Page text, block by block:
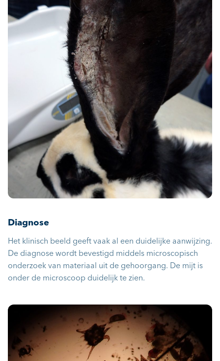
Diagnose
Het klinisch beeld geeft vaak al een duidelijke aanwijzing.
De diagnose wordt bevestigd middels microscopisch
onderzoek van materiaal uit de gehoorgang. De mijt is
onder de microscoop duidelijk te zien.